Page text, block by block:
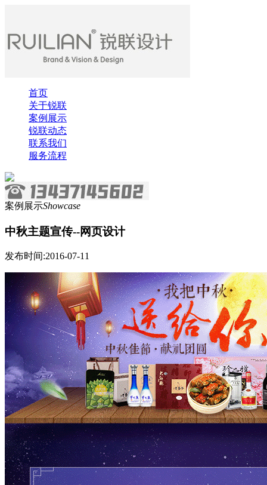
首页
关于锐联
案例展示
锐联动态
联系我们
服务流程
案例展示Showcase
中秋主题宣传--网页设计
发布时间:2016-07-11